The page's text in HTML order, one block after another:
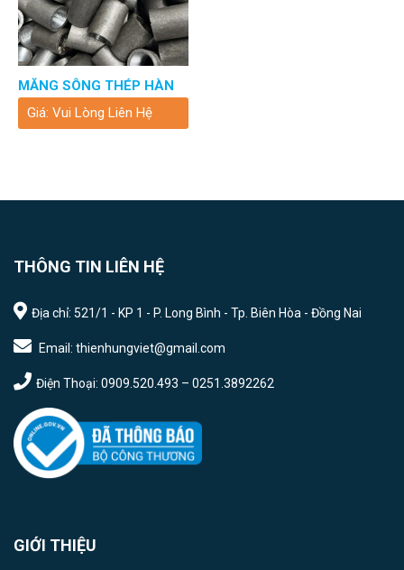
MĂNG SÔNG THÉP HÀN
Giá: Vui Lòng Liên Hệ
THÔNG TIN LIÊN HỆ
Địa chỉ: 521/1 - KP 1 - P. Long Bình - Tp. Biên Hòa - Đồng Nai
Email: thienhungviet@gmail.com
Điện Thoại: 0909.520.493 – 0251.3892262
GIỚI THIỆU